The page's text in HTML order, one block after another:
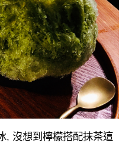
, 沒想到檸檬搭配抹茶這